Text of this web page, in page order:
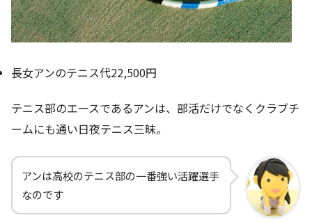
長女アンのテニス代22,500円
テニス部のエースであるアンは、部活だけでなくクラブチ
ームにも通い日夜テニス三昧。
アンは高校のテニス部の一番強い活躍選手
なのです